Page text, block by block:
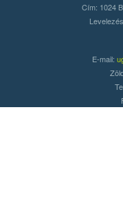
Cím: 1024
E-mail: